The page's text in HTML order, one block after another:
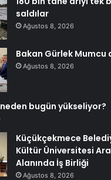
saldılar
Ağustos 8, 2026
Bakan Gürlek
Ağustos 8, 2026
bugün yükseliyor?
Küçükçekmece
Kültür Üniversitesi
Alanında İş Birliği
Ağustos 8, 2026